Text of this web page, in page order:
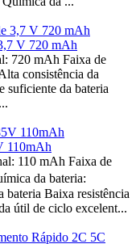
V 720 mAh
720 mAh Faixa de
consistência da
suficiente da bateria
110mAh
110 mAh Faixa de
da bateria:
Baixa resistência
útil de ciclo excelent...